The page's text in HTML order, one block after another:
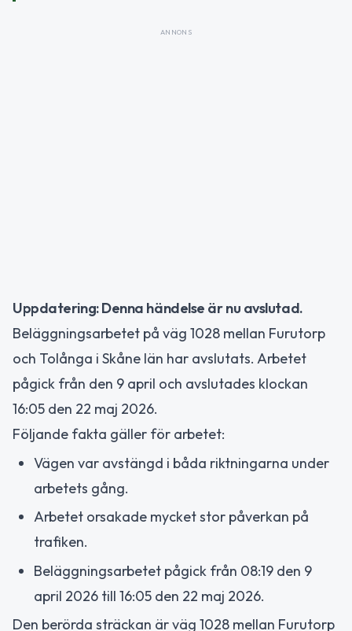
ANNONS
Uppdatering: Denna händelse är nu avslutad.
Beläggningsarbetet på väg 1028 mellan Furutorp
och Tolånga i Skåne län har avslutats. Arbetet
pågick från den 9 april och avslutades klockan
16:05 den 22 maj 2026.
Följande fakta gäller för arbetet:
Vägen var avstängd i båda riktningarna under
arbetets gång.
Arbetet orsakade mycket stor påverkan på
trafiken.
Beläggningsarbetet pågick från 08:19 den 9
april 2026 till 16:05 den 22 maj 2026.
Den berörda sträckan är väg 1028 mellan Furutorp